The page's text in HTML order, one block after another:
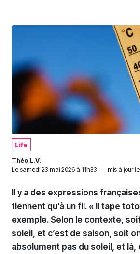
Life
Théo L.V.
Le samedi 23 mai 2026 à 11h33 · mis à jour
Il y a des expressions
tiennent qu’à un fil. « Il tape
exemple. Selon le contexte,
soleil, et c’est de saison, soit
absolument pas du soleil, et là,